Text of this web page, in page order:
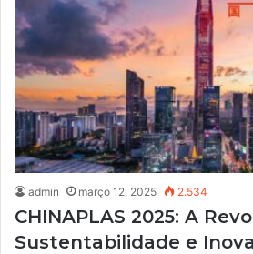
admin março 12, 2025 2.534
CHINAPLAS 2025: A
Sustentabilidade e